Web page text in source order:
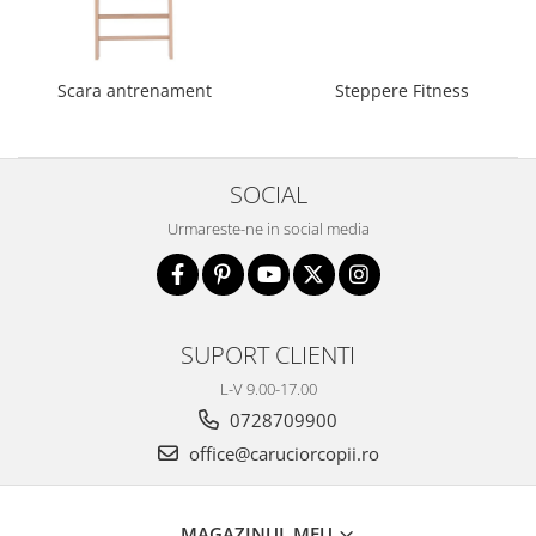
Biciclete copii cu roti 16 inch (4-9
Biciclete copii cu roti 20 inch
Biciclete cu roti 24 inch
Biciclete cu roti 27 inch
Biciclete fara pedale
Casca protectie copii
Karturi si masinute cu pedale
Scaune de biciclete copii
Trotinete copii si adulti
Scara antrenament Steppere Fitness
SOCIAL
Urmareste-ne in social media
SUPORT CLIENTI
L-V 9.00-17.00
0728709900
office@caruciorcopii.ro